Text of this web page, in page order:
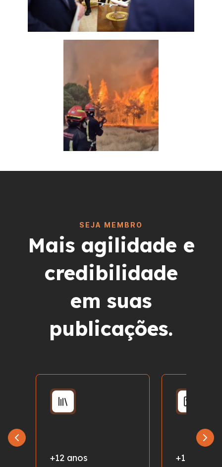
SEJA MEMBRO
Mais agilidade e
credibilidade
em suas
publicações.
+12 anos
+1 milhão